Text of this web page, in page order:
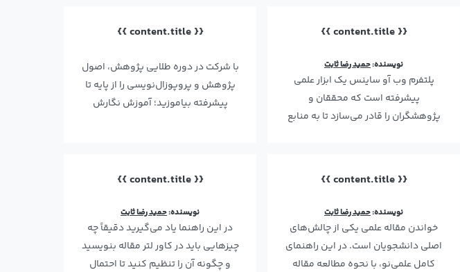
{{ content.title }}
نویسنده:حمید رضا ثابت
پلتفرم وب آو ساینس یک ابزار علمی
پیشرفته است که محققان و
پژوهشگران را قادر می‌سازد تا به منابع
{{ content.title }}
با شرکت در دوره طلایی پژوهش، اصول
پژوهش و پروپوزال‌نویسی را از پایه تا
پیشرفته بیاموزید؛ آموزش نگارش
{{ content.title }}
نویسنده:حمید رضا ثابت
خواندن مقاله علمی یکی از چالش‌های
اصلی دانشجویان است. در این راهنمای
کامل علمی‌نو، با نحوه مطالعه مقاله
{{ content.title }}
نویسنده:حمید رضا ثابت
در این راهنما یاد می‌گیرید دقیقاً چه
چیزهایی باید در کاور لتر مقاله بنویسید
و چگونه آن را تنظیم کنید تا احتمال